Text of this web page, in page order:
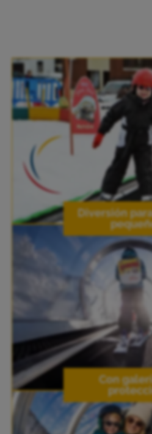
Diversión
Con